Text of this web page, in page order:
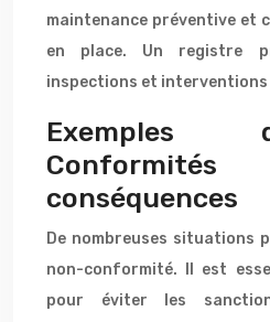
maintenance préventive et
en place. Un registre
inspections et
conséquences
De nombreuses situations
non-conformité. Il est
pour éviter les